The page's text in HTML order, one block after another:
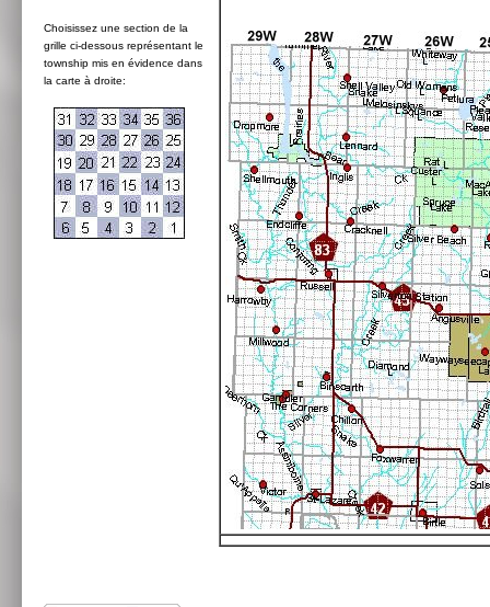
Choisissez une section de la
grille ci-dessous représentant le
township mis en évidence dans
la carte à droite: